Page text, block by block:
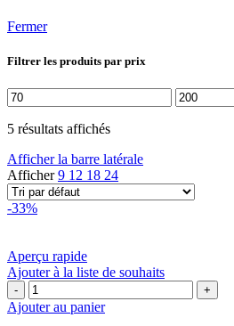
Fermer
Filtrer les produits par prix
Prix
min
Prix
max
5 résultats affichés
Afficher la barre latérale
Afficher9 12 18 24
-33%
Aperçu rapide
Ajouter à la liste de souhaits
quantité
de
Ajouter au panier